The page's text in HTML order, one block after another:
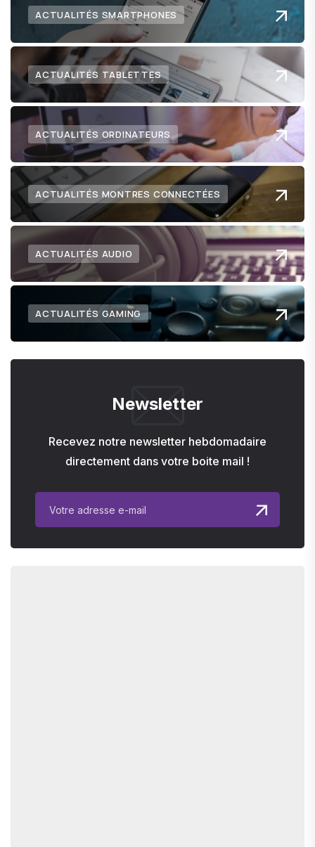
ACTUALITÉS SMARTPHONES
ACTUALITÉS TABLETTES
ACTUALITÉS ORDINATEURS
ACTUALITÉS MONTRES CONNECTÉES
ACTUALITÉS AUDIO
ACTUALITÉS GAMING
Newsletter
Recevez notre newsletter hebdomadaire
directement dans votre boite mail !